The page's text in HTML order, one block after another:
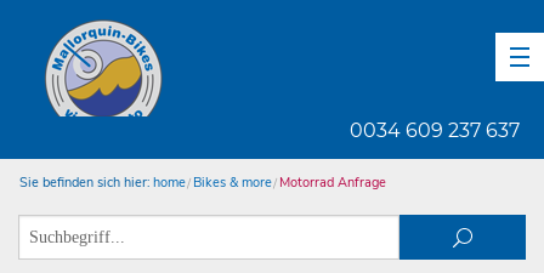
0034 609 237 637
Sie befinden sich hier: home Bikes & more Motorrad Anfrage